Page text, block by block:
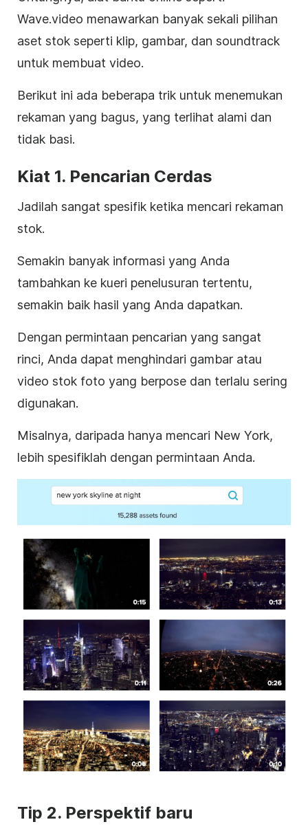
Wave.video menawarkan banyak sekali pilihan
aset stok seperti klip, gambar, dan soundtrack
untuk membuat video.
Berikut ini ada beberapa trik untuk menemukan
rekaman yang bagus, yang terlihat alami dan
tidak basi.
Kiat 1. Pencarian Cerdas
Jadilah sangat spesifik ketika mencari rekaman
stok.
Semakin banyak informasi yang Anda
tambahkan ke kueri penelusuran tertentu,
semakin baik hasil yang Anda dapatkan.
Dengan permintaan pencarian yang sangat
rinci, Anda dapat menghindari gambar atau
video stok foto yang berpose dan terlalu sering
digunakan.
Misalnya, daripada hanya mencari New York,
lebih spesifiklah dengan permintaan Anda.
Tip 2. Perspektif baru